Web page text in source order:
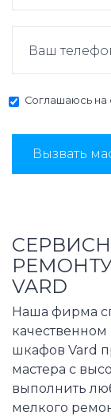
Соглашаюсь на
Вызвать
VARD
Наша фирма
шкафов Vard
мастера с
выполнить
мелкого